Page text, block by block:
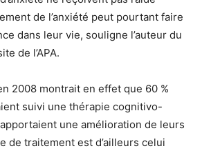
de l’anxiété peut pourtant faire
dans leur vie, souligne l’auteur du
de l’APA.
2008 montrait en effet que 60 %
suivi une thérapie cognitivo-
une amélioration de leurs
de traitement est d’ailleurs celui